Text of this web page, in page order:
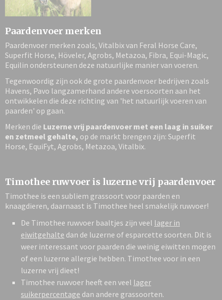
Paardenvoer merken
Paardenvoer merken zoals, Vitalbix van Feral Horse Care,
Superfit Horse, Höveler, Agrobs, Metazoa, Fibra, Equi-Magic,
Equilin ondersteunen deze natuurlijke manier van voeren.
Tegenwoordig zijn ook de grote paardenvoer bedrijven zoals
Havens, Pavo langzamerhand andere voersoorten aan het
ontwikkelen die deze richting van 'het natuurlijk voeren van
paarden' op gaan.
Merken die Luzerne vrij paardenvoer met een laag in suiker
en zetmeel gehalte, op de markt brengen zijn: Superfit
Horse, EquiFyt, Agrobs, Metazoa, Vitalbix.
Timothee ruwvoer is luzerne vrij paardenvoer
Timothee is een subliem grassoort voor paarden en
knaagdieren, daarnaast is Timothee heel smakelijk ruwvoer!
De Timothee ruwvoer baaltjes zijn veel lager in
eiwitgehalte dan de luzerne of esparcette soorten. Dit is
weer interessant voor paarden die weinig eiwitten mogen
of een luzerne allergie hebben. Timothee voor in een
luzerne vrij dieet!
Timothee ruwvoer heeft een veel lager
suikerpercentage dan andere grassoorten.